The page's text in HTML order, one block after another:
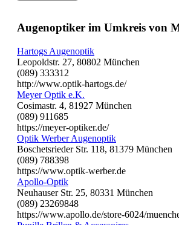
Augenoptiker im Umkreis von
Hartogs Augenoptik
Leopoldstr. 27, 80802 München
(089) 333312
http://www.optik-hartogs.de/
Meyer Optik e.K.
Cosimastr. 4, 81927 München
(089) 911685
https://meyer-optiker.de/
Optik Werber Augenoptik
Boschetsrieder Str. 118, 81379 München
(089) 788398
https://www.optik-werber.de
Apollo-Optik
Neuhauser Str. 25, 80331 München
(089) 23269848
https://www.apollo.de/store-6024/